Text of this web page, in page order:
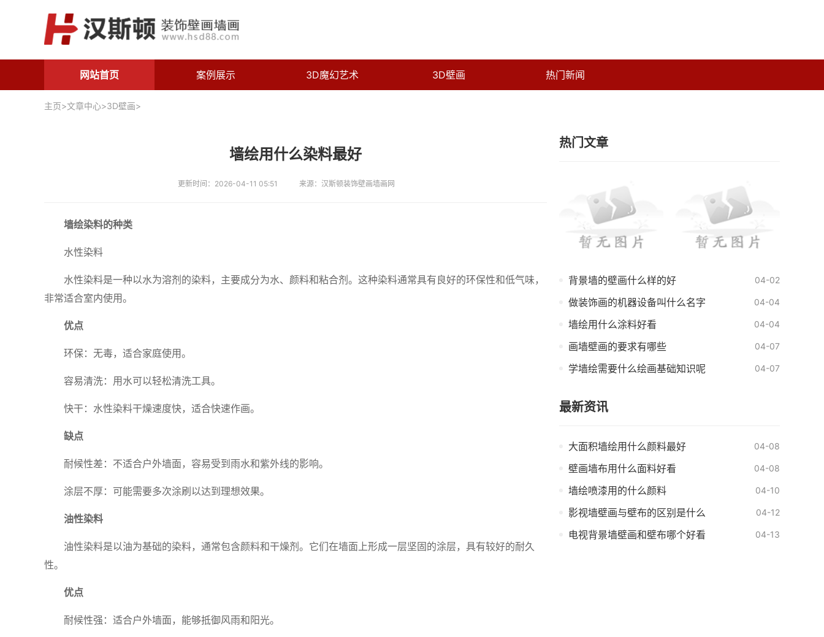
网站首页 案例展示 3D魔幻艺术 3D壁画 热门新闻
主页>文章中心>3D壁画>
墙绘用什么染料最好
更新时间：2026-04-11 05:51 来源：汉斯顿装饰壁画墙画网
墙绘染料的种类
水性染料
水性染料是一种以水为溶剂的染料，主要成分为水、颜料和粘合剂。这种染料通常具有良好的环保性和低气味，
非常适合室内使用。
优点
环保：无毒，适合家庭使用。
容易清洗：用水可以轻松清洗工具。
快干：水性染料干燥速度快，适合快速作画。
缺点
耐候性差：不适合户外墙面，容易受到雨水和紫外线的影响。
涂层不厚：可能需要多次涂刷以达到理想效果。
油性染料
油性染料是以油为基础的染料，通常包含颜料和干燥剂。它们在墙面上形成一层坚固的涂层，具有较好的耐久
性。
优点
耐候性强：适合户外墙面，能够抵御风雨和阳光。
热门文章
背景墙的壁画什么样的好 04-02
做装饰画的机器设备叫什么名字 04-04
墙绘用什么涂料好看 04-04
画墙壁画的要求有哪些 04-07
学墙绘需要什么绘画基础知识呢 04-07
最新资讯
大面积墙绘用什么颜料最好 04-08
壁画墙布用什么面料好看 04-08
墙绘喷漆用的什么颜料 04-10
影视墙壁画与壁布的区别是什么 04-12
电视背景墙壁画和壁布哪个好看 04-13